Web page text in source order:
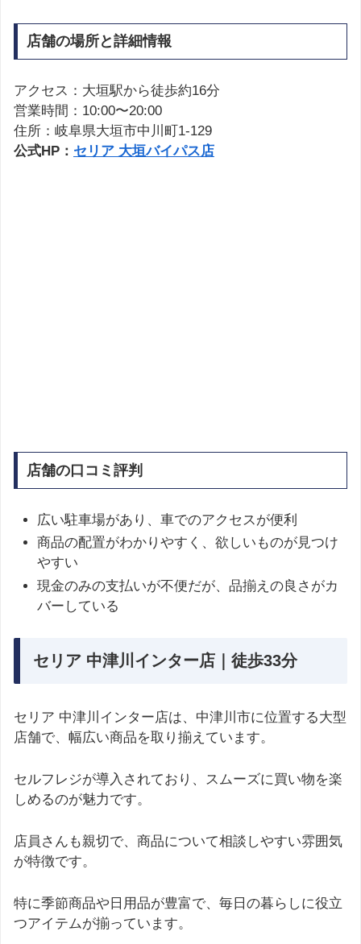
店舗の場所と詳細情報
アクセス：大垣駅から徒歩約16分
営業時間：10:00〜20:00
住所：岐阜県大垣市中川町1-129
公式HP： セリア 大垣バイパス店
店舗の口コミ評判
広い駐車場があり、車でのアクセスが便利
商品の配置がわかりやすく、欲しいものが見つけ
やすい
現金のみの支払いが不便だが、品揃えの良さがカ
バーしている
セリア 中津川インター店｜徒歩33分
セリア 中津川インター店は、中津川市に位置する大型
店舗で、幅広い商品を取り揃えています。
セルフレジが導入されており、スムーズに買い物を楽
しめるのが魅力です。
店員さんも親切で、商品について相談しやすい雰囲気
が特徴です。
特に季節商品や日用品が豊富で、毎日の暮らしに役立
つアイテムが揃っています。